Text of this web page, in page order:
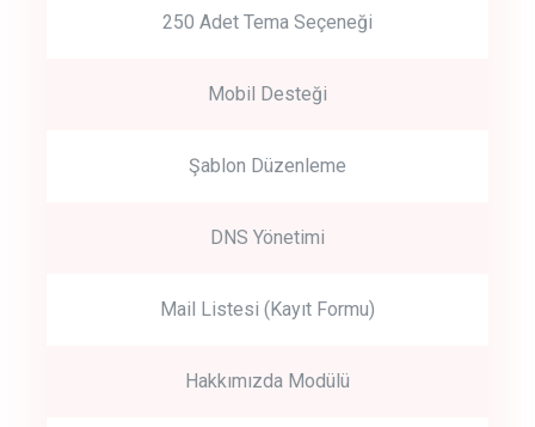
250 Adet Tema Seçeneği
Mobil Desteği
Şablon Düzenleme
DNS Yönetimi
Mail Listesi (Kayıt Formu)
Hakkımızda Modülü